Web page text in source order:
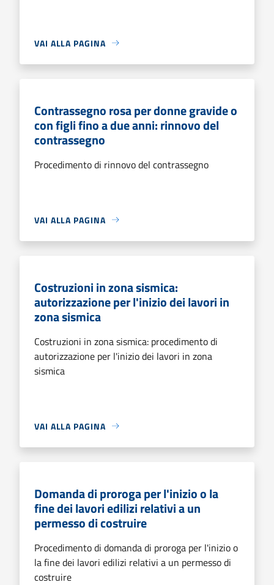
VAI ALLA PAGINA
Contrassegno rosa per donne gravide o
con figli fino a due anni: rinnovo del
contrassegno
Procedimento di rinnovo del contrassegno
VAI ALLA PAGINA
Costruzioni in zona sismica:
autorizzazione per l'inizio dei lavori in
zona sismica
Costruzioni in zona sismica: procedimento di
autorizzazione per l'inizio dei lavori in zona
sismica
VAI ALLA PAGINA
Domanda di proroga per l'inizio o la
fine dei lavori edilizi relativi a un
permesso di costruire
Procedimento di domanda di proroga per l'inizio o
la fine dei lavori edilizi relativi a un permesso di
costruire